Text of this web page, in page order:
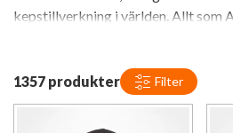
kepstillverkning i världen. Allt som
Chicago Cubs och fortsätter än idag
mer. Gameday kommer ha
1357 produkter Filter